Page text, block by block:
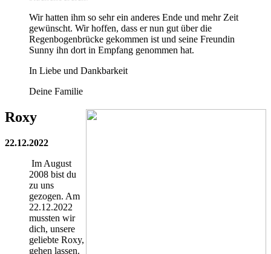
Wir hatten ihm so sehr ein anderes Ende und mehr Zeit
gewünscht. Wir hoffen, dass er nun gut über die
Regenbogenbrücke gekommen ist und seine Freundin
Sunny ihn dort in Empfang genommen hat.
In Liebe und Dankbarkeit
Deine Familie
Roxy
22.12.2022
Im August
2008 bist du
zu uns
gezogen. Am
22.12.2022
mussten wir
dich, unsere
geliebte Roxy,
gehen lassen.